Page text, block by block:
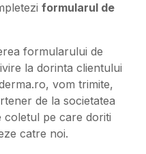
formularul de
formularului de
la dorinta clientului
vom trimite,
de la societatea
coletul pe care doriti
catre noi.